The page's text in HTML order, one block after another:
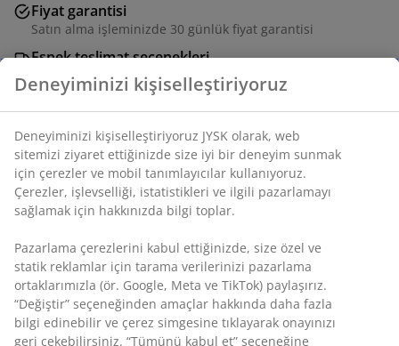
Fiyat garantisi
Satın alma işleminizde 30 günlük fiyat garantisi
Esnek teslimat seçenekleri
Seçtiğiniz hızlı ve kolay teslimat
SKU: 6886207
Özellikler
İncelemeler
(12)